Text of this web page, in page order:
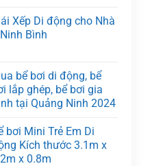
Xếp Di động cho Nhà
Bình
bể bơi di động, bể
lắp ghép, bể bơi gia
tại Quảng Ninh 2024
bơi Mini Trẻ Em Di
Kích thước 3.1m x
x 0.8m